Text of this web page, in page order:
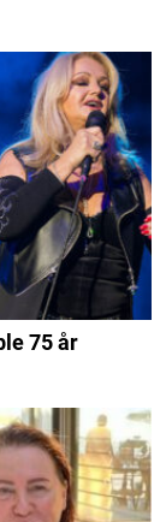
75 år